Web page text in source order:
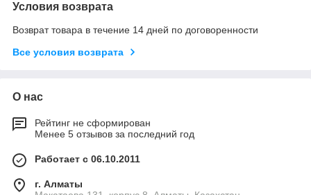
Условия возврата
Возврат товара в течение 14 дней по договоренности
Все условия возврата
О нас
Рейтинг не сформирован
Менее 5 отзывов за последний год
Работает с 06.10.2011
г. Алматы